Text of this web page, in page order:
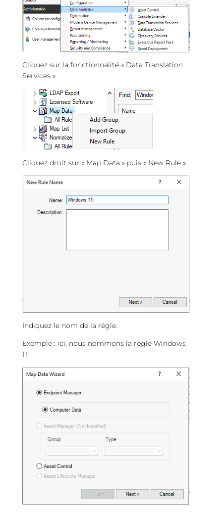
Cliquez sur la fonctionnalité « Data Translation
Services »
Cliquez droit sur « Map Data » puis « New Rule »
Indiquez le nom de la règle.
Exemple : ici, nous nommons la règle Windows
11